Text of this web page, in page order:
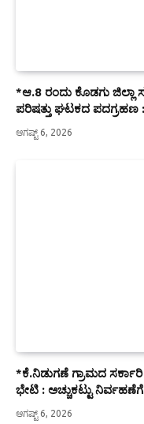
*ಆ.8 ರಂದು ಕೊಡಗು ಜಿಲ್ಲಾ
ಪರಿಷತ್ತು ಘಟಕದ ಪದಗ್ರಹಣ :
ಆಗಷ್ಟ್ 6, 2026
*ಕೆ.ನಿಡುಗಣೆ ಗ್ರಾಮದ
ಭೇಟಿ : ಅಚ್ಚುಕಟ್ಟು
ಆಗಷ್ಟ್ 6, 2026